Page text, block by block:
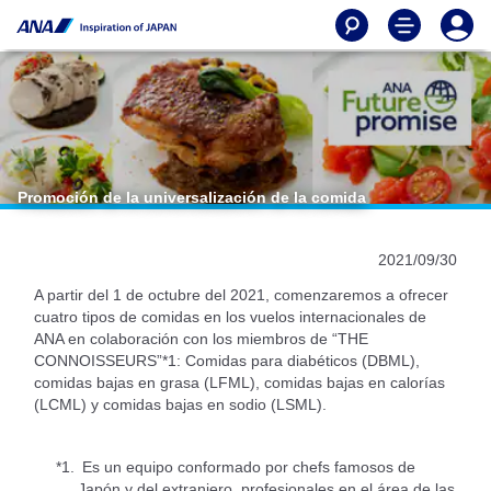
Promoción de la universalización de la comida
2021/09/30
A partir del 1 de octubre del 2021, comenzaremos a ofrecer
cuatro tipos de comidas en los vuelos internacionales de
ANA en colaboración con los miembros de “THE
CONNOISSEURS”*1: Comidas para diabéticos (DBML),
comidas bajas en grasa (LFML), comidas bajas en calorías
(LCML) y comidas bajas en sodio (LSML).
*1.
Es un equipo conformado por chefs famosos de